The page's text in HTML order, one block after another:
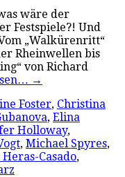
wäre der
Festspiele?! Und
„Walkürenritt“
Rheinwellen bis
von Richard
→
Foster, Christina
, Elina
Holloway,
, Michael Spyres,
Casado,